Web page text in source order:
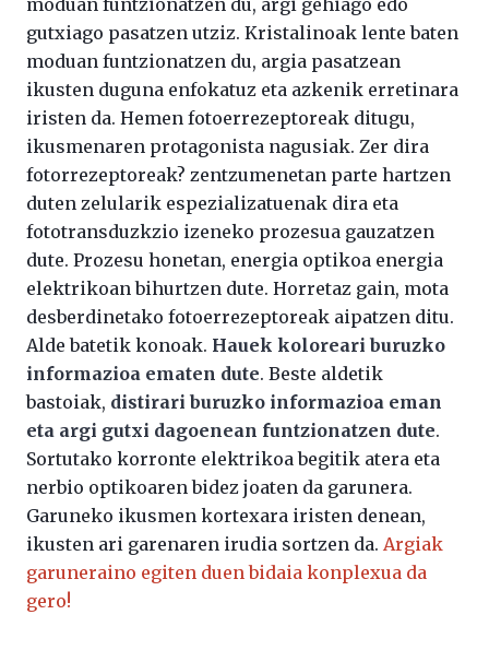
gutxiago pasatzen utziz. Kristalinoak lente baten
moduan funtzionatzen du, argia pasatzean
ikusten duguna enfokatuz eta azkenik erretinara
iristen da. Hemen fotoerrezeptoreak ditugu,
ikusmenaren protagonista nagusiak. Zer dira
fotorrezeptoreak? zentzumenetan parte hartzen
duten zelularik espezializatuenak dira eta
fototransduzkzio izeneko prozesua gauzatzen
dute. Prozesu honetan, energia optikoa energia
elektrikoan bihurtzen dute. Horretaz gain, mota
desberdinetako fotoerrezeptoreak aipatzen ditu.
Alde batetik konoak. Hauek koloreari buruzko
informazioa ematen dute. Beste aldetik
bastoiak, distirari buruzko informazioa eman
eta argi gutxi dagoenean funtzionatzen dute.
Sortutako korronte elektrikoa begitik atera eta
nerbio optikoaren bidez joaten da garunera.
Garuneko ikusmen kortexara iristen denean,
ikusten ari garenaren irudia sortzen da. Argiak
garuneraino egiten duen bidaia konplexua da
gero!